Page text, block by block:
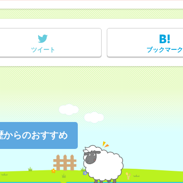
ツイート ブックマーク
からのおすすめ